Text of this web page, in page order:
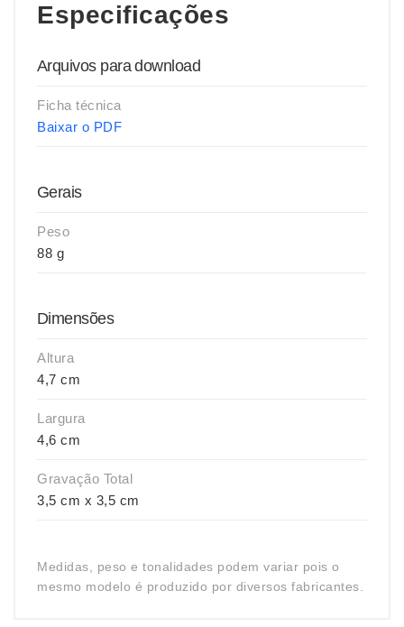
Especificações
Arquivos para download
Ficha técnica
Baixar o PDF
Gerais
Peso
88 g
Dimensões
Altura
4,7 cm
Largura
4,6 cm
Gravação Total
3,5 cm x 3,5 cm
Medidas, peso e tonalidades podem variar pois o
mesmo modelo é produzido por diversos fabricantes.